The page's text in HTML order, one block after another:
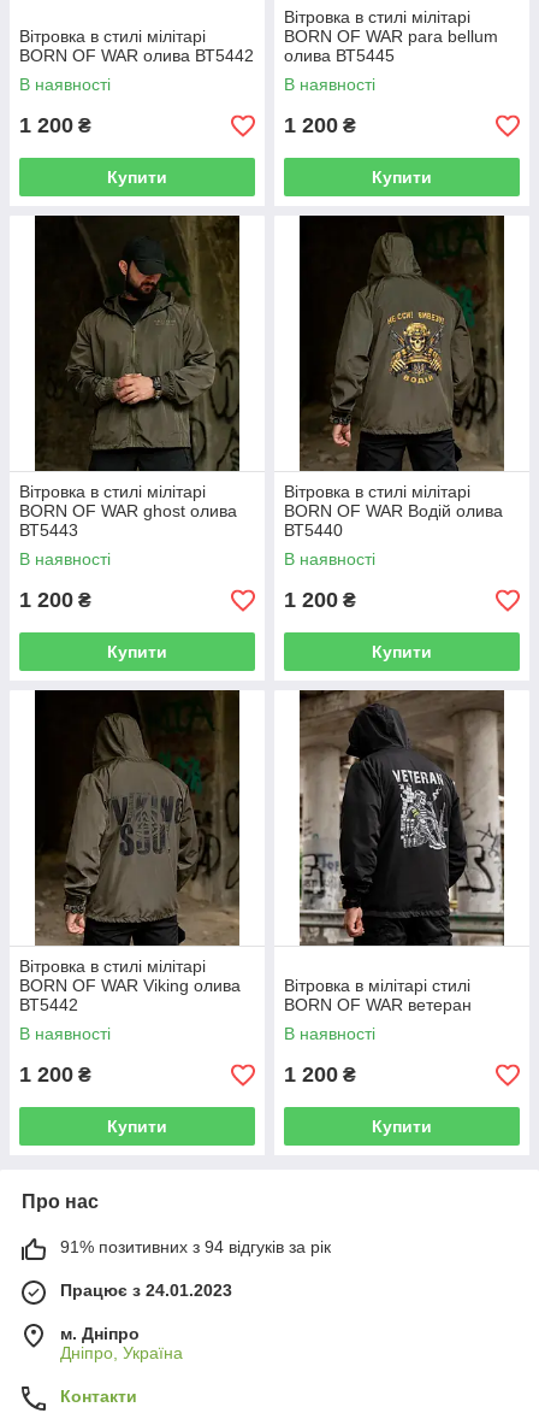
Вітровка в стилі мілітарі
BORN OF WAR олива ВТ5442
В наявності
1 200 ₴
Купити
Вітровка в стилі мілітарі
BORN OF WAR para bellum
олива ВТ5445
В наявності
1 200 ₴
Купити
Вітровка в стилі мілітарі
BORN OF WAR ghost олива
ВТ5443
В наявності
1 200 ₴
Купити
Вітровка в стилі мілітарі
BORN OF WAR Водій олива
ВТ5440
В наявності
1 200 ₴
Купити
Вітровка в стилі мілітарі
BORN OF WAR Viking олива
ВТ5442
В наявності
1 200 ₴
Купити
Вітровка в мілітарі стилі
BORN OF WAR ветеран
В наявності
1 200 ₴
Купити
Про нас
91% позитивних з 94 відгуків за рік
Працює з 24.01.2023
м. Дніпро
Дніпро, Україна
Контакти